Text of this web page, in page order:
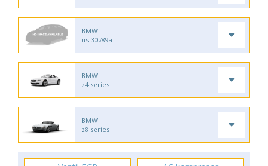
BMW
us-30789a
BMW
z4 series
BMW
z8 series